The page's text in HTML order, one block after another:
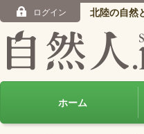
ログイン 北陸の自然
ホーム